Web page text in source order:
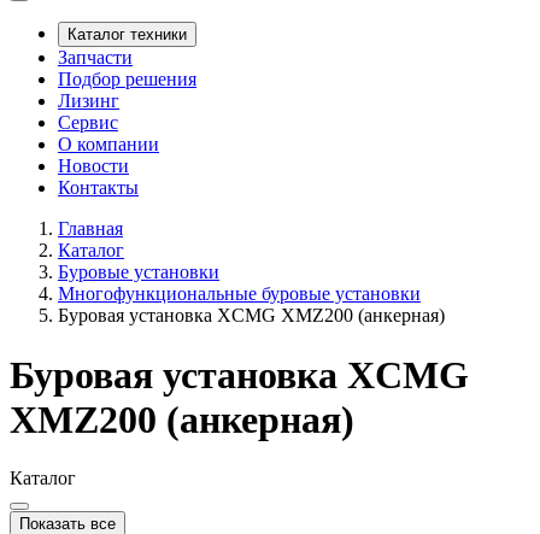
Каталог техники
Запчасти
Подбор решения
Лизинг
Сервис
О компании
Новости
Контакты
Главная
Каталог
Буровые установки
Многофункциональные буровые установки
Буровая установка XCMG XMZ200 (анкерная)
Буровая установка XCMG
XMZ200 (анкерная)
Каталог
Показать все